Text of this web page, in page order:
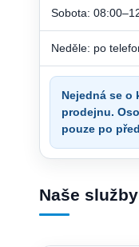
Sobota:
Neděle: po
Nejedná se o
prodejnu.
pouze po
Naše služby